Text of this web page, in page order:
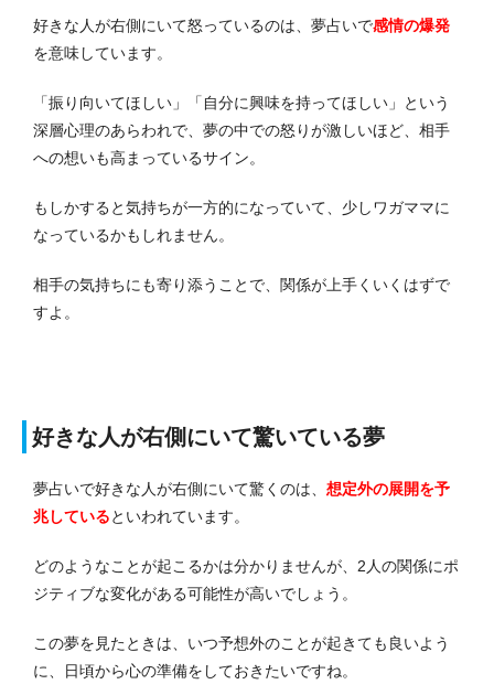
好きな人が右側にいて怒っているのは、夢占いで感情の爆発
を意味しています。
「振り向いてほしい」「自分に興味を持ってほしい」という
深層心理のあらわれで、夢の中での怒りが激しいほど、相手
への想いも高まっているサイン。
もしかすると気持ちが一方的になっていて、少しワガママに
なっているかもしれません。
相手の気持ちにも寄り添うことで、関係が上手くいくはずで
すよ。
好きな人が右側にいて驚いている夢
夢占いで好きな人が右側にいて驚くのは、 想定外の展開を予
兆しているといわれています。
どのようなことが起こるかは分かりませんが、2人の関係にポ
ジティブな変化がある可能性が高いでしょう。
この夢を見たときは、いつ予想外のことが起きても良いよう
に、日頃から心の準備をしておきたいですね。